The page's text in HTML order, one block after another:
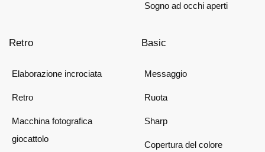
Sogno ad occhi aperti
Retro
Elaborazione incrociata
Retro
Macchina fotografica
giocattolo
Basic
Messaggio
Ruota
Sharp
Copertura del colore